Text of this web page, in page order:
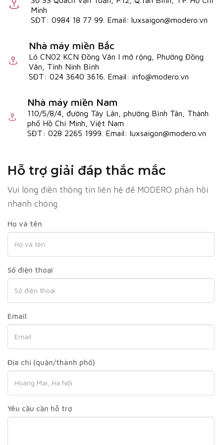
được mẫumành sáonhôm phù hợp, người dùng nên cân
nhắc kỹ yếu tố chất liệu nhôm, độ dày lá mành, màu sắc
cũng như cơ chế vận hành phù hợp với từng không gian cụ
Minh
SĐT: 0984 18 77 99. Email: luxsaigon@modero.vn
Nhà máy miền Bắc
Lô CN02 KCN Đồng Văn I mở rộng, Phường Đồng
Văn, Tỉnh Ninh Bình
SĐT: 024 3640 3616. Email: info@modero.vn
Nhà máy miền Nam
110/5/8/4, đường Tây Lân, phường Bình Tân, Thành
phố Hồ Chí Minh, Việt Nam
SĐT: 028 2265 1999. Email: luxsaigon@modero.vn
Hỗ trợ giải đáp thắc mắc
Vui lòng điền thông tin liên hệ để MODERO phản hồi
nhanh chóng
Họ và tên
Số điện thoại
Email
Địa chỉ (quận/thành phố)
Yêu cầu cần hỗ trợ